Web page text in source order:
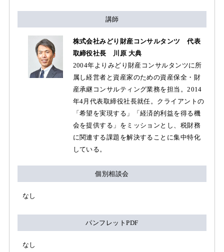
講師
株式会社みどり財産コンサルタンツ 代表
取締役社長 川原 大典
2004年よりみどり財産コンサルタンツに所
属し経営者と資産家のための資産保全・財
産承継コンサルティング業務を担当。2014
年4月代表取締役社長就任。クライアントの
「希望を実現する」「経済的利益を得る機
会を提供する」をミッションとし、税財務
に関連する課題を解決することに集中特化
している。
個別相談会
なし
パンフレットPDF
なし